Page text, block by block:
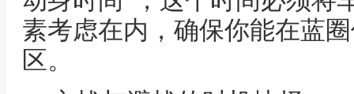
素考虑在内，确保你能在蓝
区。